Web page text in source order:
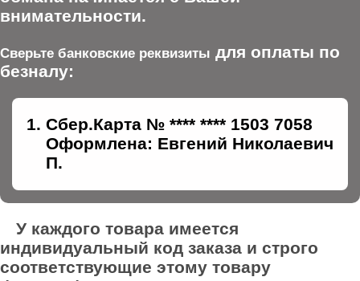
внимательности.
Сверьте банковские реквизиты для оплаты по
безналу:
Сбер.Карта № **** **** 1503 7058
Оформлена: Евгений Николаевич
П.
У каждого товара имеется
индивидуальный код заказа и строго
соответствующие этому товару